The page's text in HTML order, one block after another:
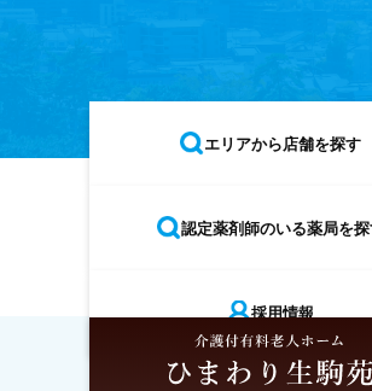
エリアから店舗を探す
認定薬剤師のいる薬局を探
採用情報